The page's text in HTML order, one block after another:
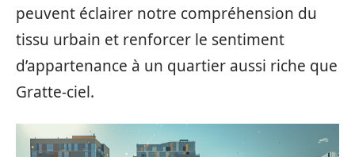
peuvent éclairer notre compréhension du
tissu urbain et renforcer le sentiment
d’appartenance à un quartier aussi riche que
Gratte-ciel.